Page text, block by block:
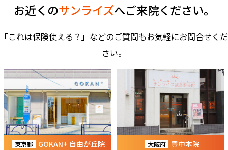
お近くのサンライズへご来院ください。
「これは保険使える？」などのご質問もお気軽にお問合せくだ
さい。
東京都 GOKAN+ 自由が丘院 大阪府 豊中本院